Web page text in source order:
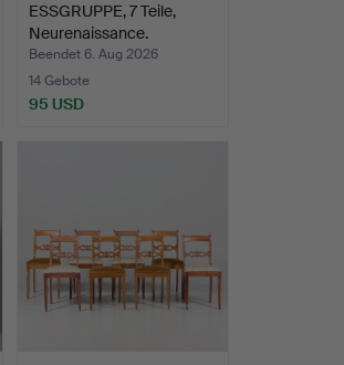
ESSGRUPPE, 7 Teile,
Neurenaissance.
Beendet 6. Aug 2026
14 Gebote
95 USD